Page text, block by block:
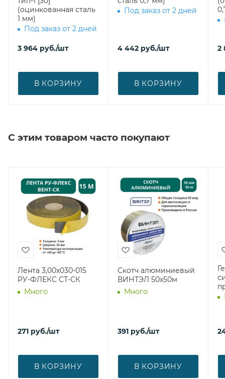
(оцинкованная сталь
1 мм)
Под заказ от 2 дней
3 964 руб./шт
В КОРЗИНУ
Под заказ от 2 дней
4 442 руб./шт
В КОРЗИНУ
2
С этим товаром часто покупают
Лента 3,00х030-015
РУ-ФЛЕКС СТ-СК
Много
271 руб./шт
В КОРЗИНУ
Скотч алюминиевый
ВИНТЭЛ 50х50м
Много
391 руб./шт
В КОРЗИНУ